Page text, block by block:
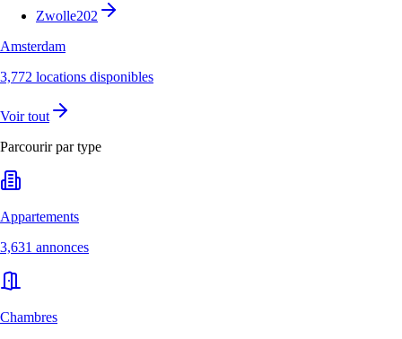
Zwolle202
Amsterdam
3,772 locations disponibles
Voir tout
Parcourir par type
Appartements
3,631 annonces
Chambres